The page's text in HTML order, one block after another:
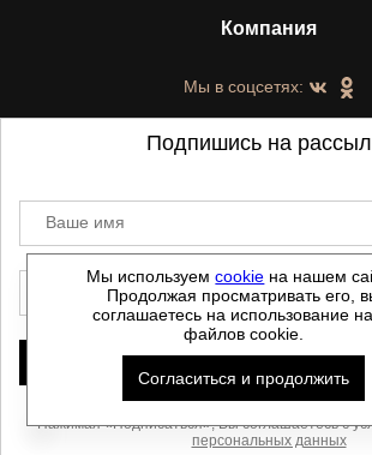
Компания
Мы в соцсетях:
©2021-2026 - ShoesTown.ru -
защищены.
Данный сайт не является интернет
не является публичной
Политика обработки
Автоматизировано -
Мы используемcookie на нашем
Продолжая просматривать его,
соглашаетесь на использование
файлов cookie.
Согласиться и продолжить
Подпишись на
Ваше имя
Нажимая «Подписаться», Вы соглашаетесь с
персональных данных